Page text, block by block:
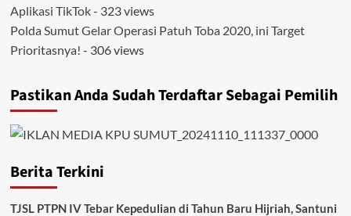
Aplikasi TikTok- 323 views
Polda Sumut Gelar Operasi Patuh Toba 2020, ini Target
Prioritasnya! - 306 views
Pastikan Anda Sudah Terdaftar Sebagai Pemilih
Berita Terkini
TJSL PTPN IV Tebar Kepedulian di Tahun Baru Hijriah, Santuni